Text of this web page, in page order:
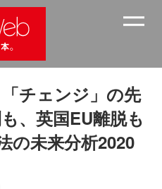
チェンジ」の先
、英国EU離脱も
の未来分析2020